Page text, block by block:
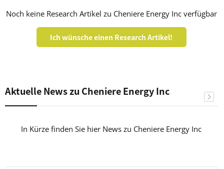
Noch keine Research Artikel zu Cheniere Energy Inc verfügbar
Ich wünsche einen Research Artikel!
Aktuelle News zu Cheniere Energy Inc
In Kürze finden Sie hier News zu Cheniere Energy Inc